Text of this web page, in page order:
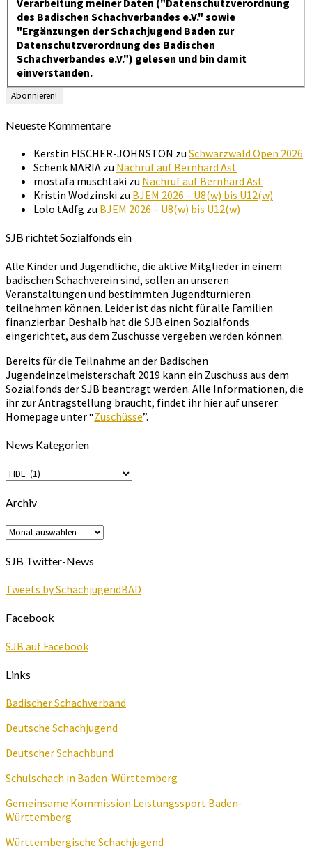
des Badischen Schachverbandes e.V." sowie
"Ergänzungen der Schachjugend Baden zur
Datenschutzverordnung des Badischen
Schachverbandes e.V.") gelesen und bin damit
einverstanden.
Neueste Kommentare
Kerstin FISCHER-JOHNSTON zu Schwarzwald Open 2026
Schenk MARIA zu Nachruf auf Bernhard Ast
mostafa muschtaki zu Nachruf auf Bernhard Ast
Kristin Wodzinski zu BJEM 2026 – U8(w) bis U12(w)
Lolo tAdfg zu BJEM 2026 – U8(w) bis U12(w)
SJB richtet Sozialfonds ein
Alle Kinder und Jugendliche, die aktive Mitglieder in einem
badischen Schachverein sind, sollen an unseren
Veranstaltungen und bestimmten Jugendturnieren
teilnehmen können. Leider ist das nicht für alle Familien
finanzierbar. Deshalb hat die SJB einen Sozialfonds
eingerichtet, aus dem Zuschüsse vergeben werden können.
Bereits für die Teilnahme an der Badischen
Jugendeinzelmeisterschaft 2019 kann ein Zuschuss aus dem
Sozialfonds der SJB beantragt werden. Alle Informationen, die
ihr zur Antragstellung braucht, findet ihr hier auf unserer
Homepage unter “Zuschüsse”.
News Kategorien
News
Archiv
Archiv
SJB Twitter-News
Tweets by SchachjugendBAD
Facebook
SJB auf Facebook
Links
Badischer Schachverband
Deutsche Schachjugend
Deutscher Schachbund
Schulschach in Baden-Württemberg
Gemeinsame Kommission Leistungssport Baden-
Württemberg
Württembergische Schachjugend